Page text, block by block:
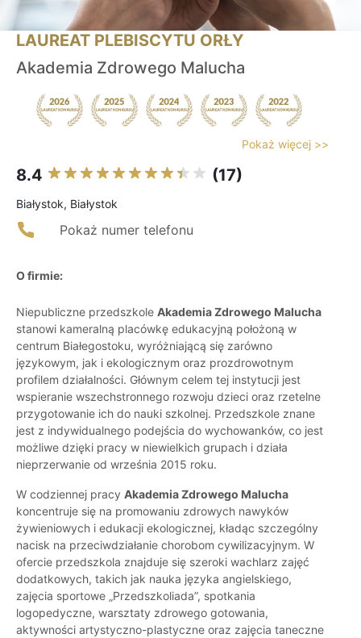
LAUREAT PLEBISCYTU ORŁY
Akademia Zdrowego Malucha
Pokaż więcej >>
8.4 (17)
Białystok, Białystok
Pokaż numer telefonu
O firmie:
Niepubliczne przedszkole Akademia Zdrowego Malucha
stanowi kameralną placówkę edukacyjną położoną w
centrum Białegostoku, wyróżniającą się zarówno
językowym, jak i ekologicznym oraz prozdrowotnym
profilem działalności. Głównym celem tej instytucji jest
wspieranie wszechstronnego rozwoju dzieci oraz rzetelne
przygotowanie ich do nauki szkolnej. Przedszkole znane
jest z indywidualnego podejścia do wychowanków, co jest
możliwe dzięki pracy w niewielkich grupach i działa
nieprzerwanie od września 2015 roku.
W codziennej pracy Akademia Zdrowego Malucha
koncentruje się na promowaniu zdrowych nawyków
żywieniowych i edukacji ekologicznej, kładąc szczególny
nacisk na przeciwdziałanie chorobom cywilizacyjnym. W
ofercie przedszkola znajduje się szeroki wachlarz zajęć
dodatkowych, takich jak nauka języka angielskiego,
zajęcia sportowe „Przedszkoliada”, spotkania
logopedyczne, warsztaty zdrowego gotowania,
aktywności artystyczno-plastyczne oraz zajęcia taneczne